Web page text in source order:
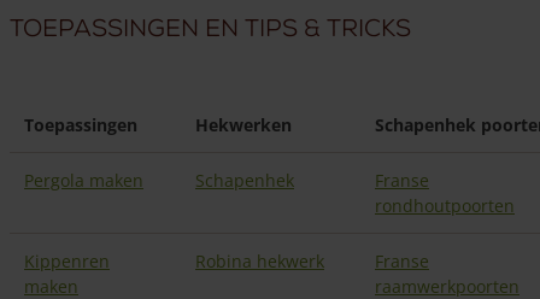
Toepassingen en Tips & tricks
Toepassingen Hekwerken Schapenhek
Pergola maken Schapenhek
Franse
rondhoutpoorten
Kippenren
maken
Robina hekwerk
Franse
raamwerkpoorten